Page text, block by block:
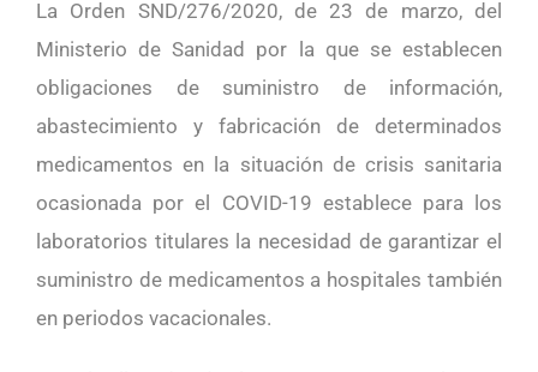
La Orden SND/276/2020, de 23 de marzo, del
Ministerio de Sanidad por la que se establecen
obligaciones de suministro de información,
abastecimiento y fabricación de determinados
medicamentos en la situación de crisis sanitaria
ocasionada por el COVID-19 establece para los
laboratorios titulares la necesidad de garantizar el
suministro de medicamentos a hospitales también
en periodos vacacionales.